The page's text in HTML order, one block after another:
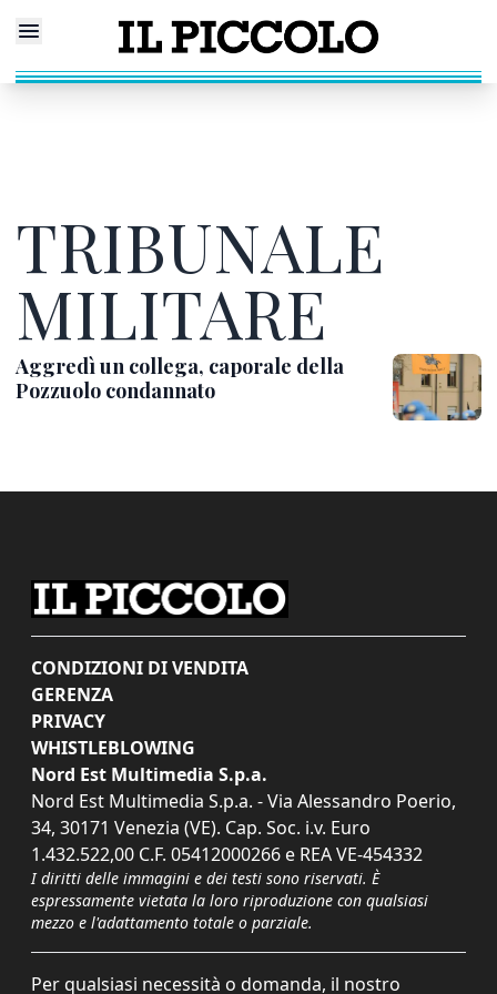
TRIBUNALE
MILITARE
Aggredì un collega, caporale della
Pozzuolo condannato
CONDIZIONI DI VENDITA
GERENZA
PRIVACY
WHISTLEBLOWING
Nord Est Multimedia S.p.a.
Nord Est Multimedia S.p.a. - Via Alessandro Poerio,
34, 30171 Venezia (VE). Cap. Soc. i.v. Euro
1.432.522,00 C.F. 05412000266 e REA VE-454332
I diritti delle immagini e dei testi sono riservati. È
espressamente vietata la loro riproduzione con qualsiasi
mezzo e l'adattamento totale o parziale.
Per qualsiasi necessità o domanda, il nostro